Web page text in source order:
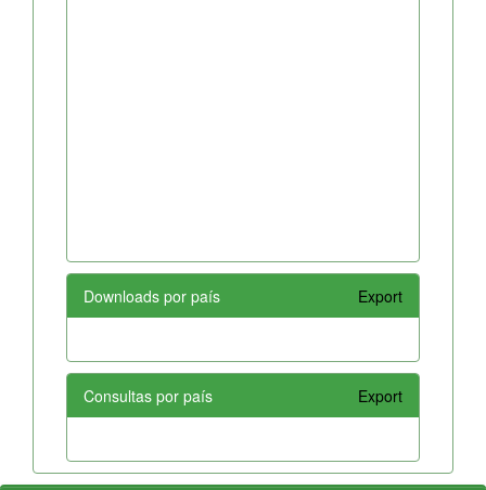
Downloads por país Export
Consultas por país Export